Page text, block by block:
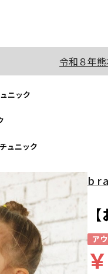
令和８年
ニック
ュニック
ア